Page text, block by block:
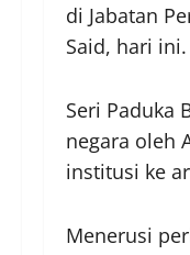
di Jabatan
Said, hari ini.
Seri Paduka
negara oleh
institusi ke
Menerusi